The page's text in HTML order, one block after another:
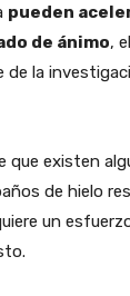
pueden
de ánimo,
la
que existen
de hielo
un